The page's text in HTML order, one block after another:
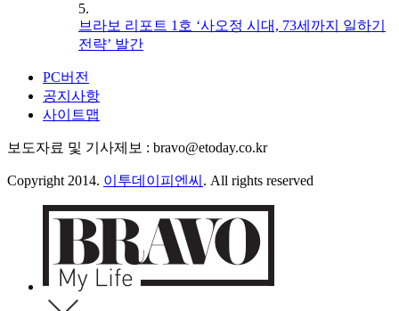
5.
브라보 리포트 1호 ‘사오정 시대, 73세까지 일하기
전략’ 발간
PC버전
공지사항
사이트맵
보도자료 및 기사제보 : bravo@etoday.co.kr
Copyright 2014. 이투데이피엔씨 . All rights reserved